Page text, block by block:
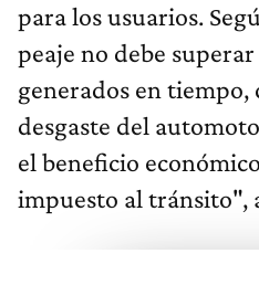
para los usuarios.
peaje no debe
generados en tiempo,
desgaste del
el beneficio
impuesto al tránsito",